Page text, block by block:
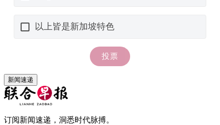
新闻速递
订阅新闻速递，洞悉时代脉搏。